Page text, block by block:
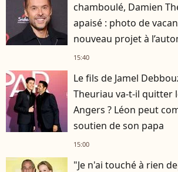
chamboulé, Damien
apaisé : photo de
nouveau projet à
15:40
Le fils de Jamel
Theuriau va-t-il quitter
Angers ? Léon peut
soutien de son papa
15:00
"Je n'ai touché à rien